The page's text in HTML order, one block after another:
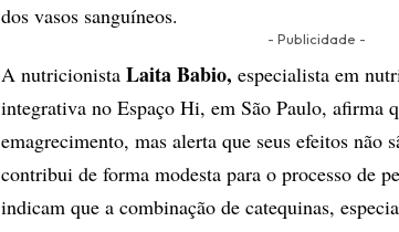
dos vasos sanguíneos.
- Publicidade -
A nutricionista Laita Babio, especialista em
integrativa no Espaço Hi, em São Paulo, afirma
emagrecimento, mas alerta que seus efeitos não
contribui de forma modesta para o processo de
indicam que a combinação de catequinas,